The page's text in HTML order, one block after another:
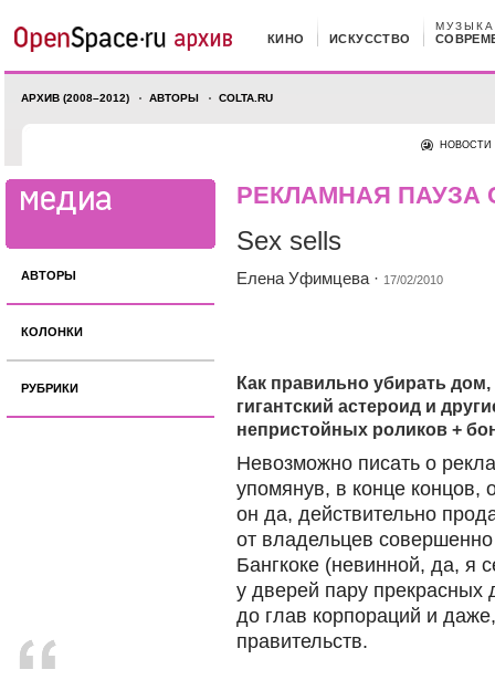
КИНО ИСКУССТВО
МУЗЫКА
АРХИВ (2008–2012) АВТОРЫ COLTA.RU
НОВОСТИ
АВТОРЫ
КОЛОНКИ
РУБРИКИ
РЕКЛАМНАЯ ПАУЗА
Sex sells
Елена Уфимцева · 17/02/2010
Как правильно убирать
гигантский астероид и
непристойных роликов +
Невозможно писать о
упомянув, в конце концов,
он да, действительно
от владельцев
Бангкоке (невинной, да, я
у дверей пару
до глав корпораций и
правительств.